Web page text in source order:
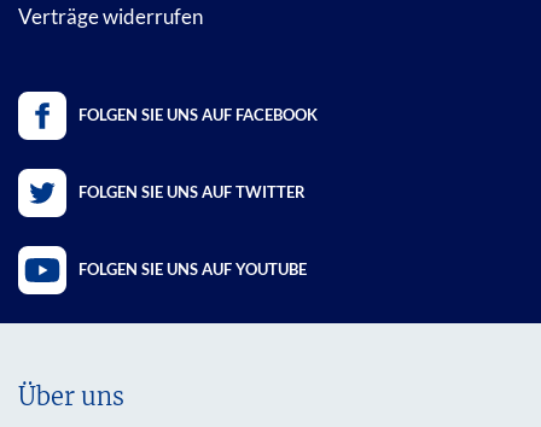
Verträge widerrufen
FOLGEN SIE UNS AUF FACEBOOK
FOLGEN SIE UNS AUF TWITTER
FOLGEN SIE UNS AUF YOUTUBE
Über uns